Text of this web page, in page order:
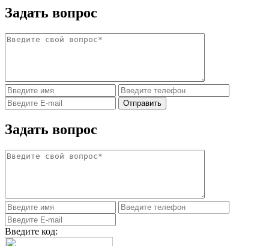
Задать вопрос
Задать вопрос
Введите код: